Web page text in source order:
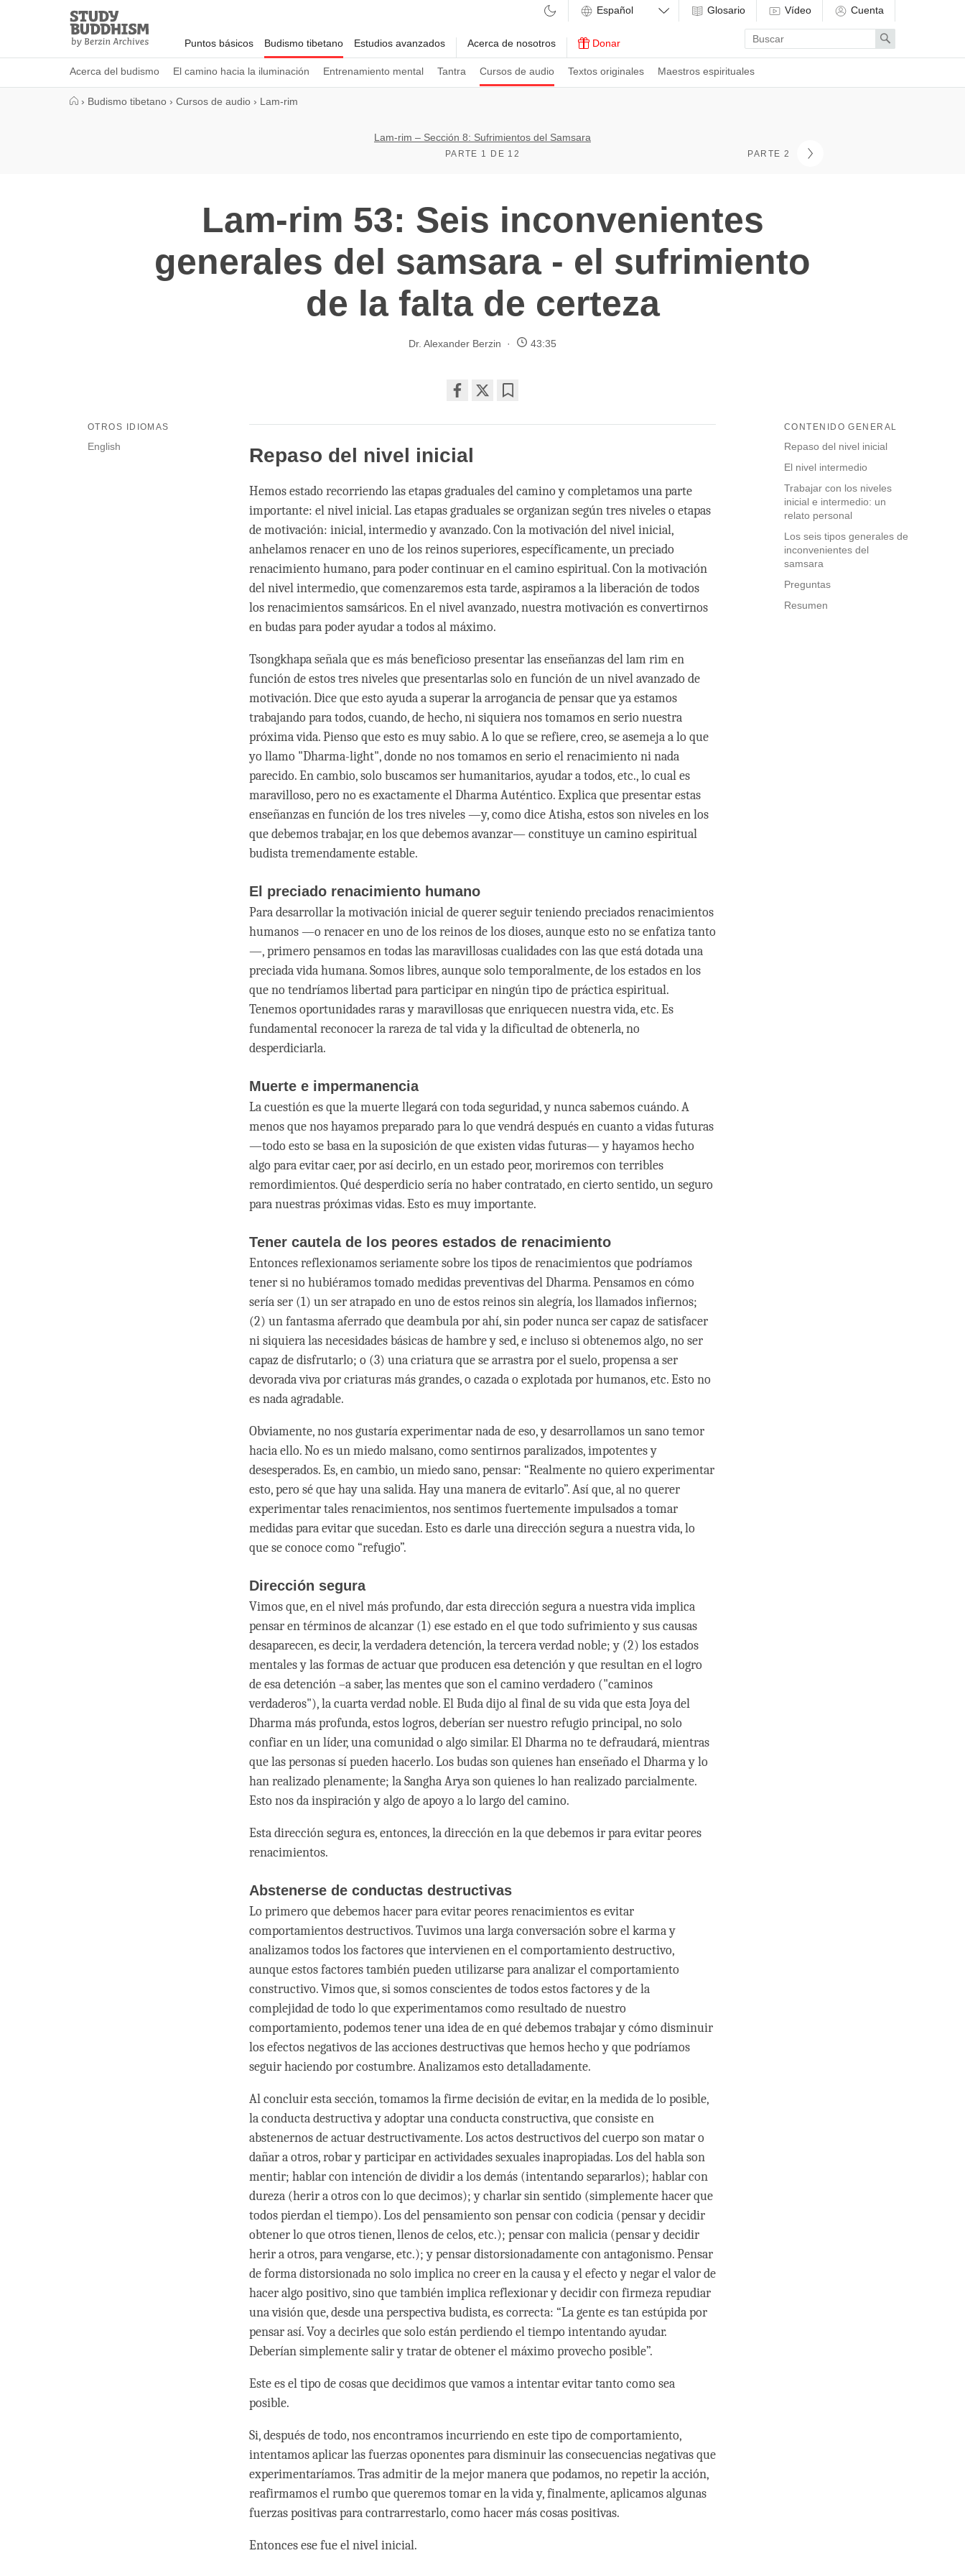
Study
Buddhism
Home
Puntos básicos Budismo tibetano
Acerca del budismo El camino hacia la iluminación Entrenamiento mental Tantra Cursos de audio Textos originales Maestros espirituales
Estudios avanzados Acerca de nosotros Donar
Glosario Vídeo Cuenta
Enter
search
term
Search
› Budismo tibetano › Cursos de audio › Lam-rim
Lam-rim – Sección 8: Sufrimientos del Samsara
PARTE 1 DE 12 PARTE 2
Lam-rim 53: Seis inconvenientes
generales del samsara - el sufrimiento
de la falta de certeza
Dr. Alexander Berzin 43:35
on
facebook
CONTENIDO GENERAL
Repaso del nivel inicial
El nivel intermedio
Trabajar con los niveles
inicial e intermedio: un
relato personal
Los seis tipos generales de
inconvenientes del
samsara
Preguntas
Resumen
OTROS IDIOMAS
English Repaso del nivel inicial
Hemos estado recorriendo las etapas graduales del camino y completamos una parte
importante: el nivel inicial. Las etapas graduales se organizan según tres niveles o etapas
de motivación: inicial, intermedio y avanzado. Con la motivación del nivel inicial,
anhelamos renacer en uno de los reinos superiores, específicamente, un preciado
renacimiento humano, para poder continuar en el camino espiritual. Con la motivación
del nivel intermedio, que comenzaremos esta tarde, aspiramos a la liberación de todos
los renacimientos samsáricos. En el nivel avanzado, nuestra motivación es convertirnos
en budas para poder ayudar a todos al máximo.
Tsongkhapa señala que es más beneficioso presentar las enseñanzas del lam rim en
función de estos tres niveles que presentarlas solo en función de un nivel avanzado de
motivación. Dice que esto ayuda a superar la arrogancia de pensar que ya estamos
trabajando para todos, cuando, de hecho, ni siquiera nos tomamos en serio nuestra
próxima vida. Pienso que esto es muy sabio. A lo que se refiere, creo, se asemeja a lo que
yo llamo "Dharma-light", donde no nos tomamos en serio el renacimiento ni nada
parecido. En cambio, solo buscamos ser humanitarios, ayudar a todos, etc., lo cual es
maravilloso, pero no es exactamente el Dharma Auténtico. Explica que presentar estas
enseñanzas en función de los tres niveles —y, como dice Atisha, estos son niveles en los
que debemos trabajar, en los que debemos avanzar— constituye un camino espiritual
budista tremendamente estable.
El preciado renacimiento humano
Para desarrollar la motivación inicial de querer seguir teniendo preciados renacimientos
humanos —o renacer en uno de los reinos de los dioses, aunque esto no se enfatiza tanto
—, primero pensamos en todas las maravillosas cualidades con las que está dotada una
preciada vida humana. Somos libres, aunque solo temporalmente, de los estados en los
que no tendríamos libertad para participar en ningún tipo de práctica espiritual.
Tenemos oportunidades raras y maravillosas que enriquecen nuestra vida, etc. Es
fundamental reconocer la rareza de tal vida y la dificultad de obtenerla, no
desperdiciarla.
Muerte e impermanencia
La cuestión es que la muerte llegará con toda seguridad, y nunca sabemos cuándo. A
menos que nos hayamos preparado para lo que vendrá después en cuanto a vidas futuras
—todo esto se basa en la suposición de que existen vidas futuras— y hayamos hecho
algo para evitar caer, por así decirlo, en un estado peor, moriremos con terribles
remordimientos. Qué desperdicio sería no haber contratado, en cierto sentido, un seguro
para nuestras próximas vidas. Esto es muy importante.
Tener cautela de los peores estados de renacimiento
Entonces reflexionamos seriamente sobre los tipos de renacimientos que podríamos
tener si no hubiéramos tomado medidas preventivas del Dharma. Pensamos en cómo
sería ser (1) un ser atrapado en uno de estos reinos sin alegría, los llamados infiernos;
(2) un fantasma aferrado que deambula por ahí, sin poder nunca ser capaz de satisfacer
ni siquiera las necesidades básicas de hambre y sed, e incluso si obtenemos algo, no ser
capaz de disfrutarlo; o (3) una criatura que se arrastra por el suelo, propensa a ser
devorada viva por criaturas más grandes, o cazada o explotada por humanos, etc. Esto no
es nada agradable.
Obviamente, no nos gustaría experimentar nada de eso, y desarrollamos un sano temor
hacia ello. No es un miedo malsano, como sentirnos paralizados, impotentes y
desesperados. Es, en cambio, un miedo sano, pensar: “Realmente no quiero experimentar
esto, pero sé que hay una salida. Hay una manera de evitarlo”. Así que, al no querer
experimentar tales renacimientos, nos sentimos fuertemente impulsados a tomar
medidas para evitar que sucedan. Esto es darle una dirección segura a nuestra vida, lo
que se conoce como “refugio”.
Dirección segura
Vimos que, en el nivel más profundo, dar esta dirección segura a nuestra vida implica
pensar en términos de alcanzar (1) ese estado en el que todo sufrimiento y sus causas
desaparecen, es decir, la verdadera detención, la tercera verdad noble; y (2) los estados
mentales y las formas de actuar que producen esa detención y que resultan en el logro
de esa detención –a saber, las mentes que son el camino verdadero ("caminos
verdaderos"), la cuarta verdad noble. El Buda dijo al final de su vida que esta Joya del
Dharma más profunda, estos logros, deberían ser nuestro refugio principal, no solo
confiar en un líder, una comunidad o algo similar. El Dharma no te defraudará, mientras
que las personas sí pueden hacerlo. Los budas son quienes han enseñado el Dharma y lo
han realizado plenamente; la Sangha Arya son quienes lo han realizado parcialmente.
Esto nos da inspiración y algo de apoyo a lo largo del camino.
Esta dirección segura es, entonces, la dirección en la que debemos ir para evitar peores
renacimientos.
Abstenerse de conductas destructivas
Lo primero que debemos hacer para evitar peores renacimientos es evitar
comportamientos destructivos. Tuvimos una larga conversación sobre el karma y
analizamos todos los factores que intervienen en el comportamiento destructivo,
aunque estos factores también pueden utilizarse para analizar el comportamiento
constructivo. Vimos que, si somos conscientes de todos estos factores y de la
complejidad de todo lo que experimentamos como resultado de nuestro
comportamiento, podemos tener una idea de en qué debemos trabajar y cómo disminuir
los efectos negativos de las acciones destructivas que hemos hecho y que podríamos
seguir haciendo por costumbre. Analizamos esto detalladamente.
Al concluir esta sección, tomamos la firme decisión de evitar, en la medida de lo posible,
la conducta destructiva y adoptar una conducta constructiva, que consiste en
abstenernos de actuar destructivamente. Los actos destructivos del cuerpo son matar o
dañar a otros, robar y participar en actividades sexuales inapropiadas. Los del habla son
mentir; hablar con intención de dividir a los demás (intentando separarlos); hablar con
dureza (herir a otros con lo que decimos); y charlar sin sentido (simplemente hacer que
todos pierdan el tiempo). Los del pensamiento son pensar con codicia (pensar y decidir
obtener lo que otros tienen, llenos de celos, etc.); pensar con malicia (pensar y decidir
herir a otros, para vengarse, etc.); y pensar distorsionadamente con antagonismo. Pensar
de forma distorsionada no solo implica no creer en la causa y el efecto y negar el valor de
hacer algo positivo, sino que también implica reflexionar y decidir con firmeza repudiar
una visión que, desde una perspectiva budista, es correcta: “La gente es tan estúpida por
pensar así. Voy a decirles que solo están perdiendo el tiempo intentando ayudar.
Deberían simplemente salir y tratar de obtener el máximo provecho posible”.
Este es el tipo de cosas que decidimos que vamos a intentar evitar tanto como sea
posible.
Si, después de todo, nos encontramos incurriendo en este tipo de comportamiento,
intentamos aplicar las fuerzas oponentes para disminuir las consecuencias negativas que
experimentaríamos. Tras admitir de la mejor manera que podamos, no repetir la acción,
reafirmamos el rumbo que queremos tomar en la vida y, finalmente, aplicamos algunas
fuerzas positivas para contrarrestarlo, como hacer más cosas positivas.
Entonces ese fue el nivel inicial.